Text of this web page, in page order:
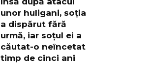
unor huligani, soția
a dispărut fără
urmă, iar soțul ei a
căutat-o neîncetat
timp de cinci ani